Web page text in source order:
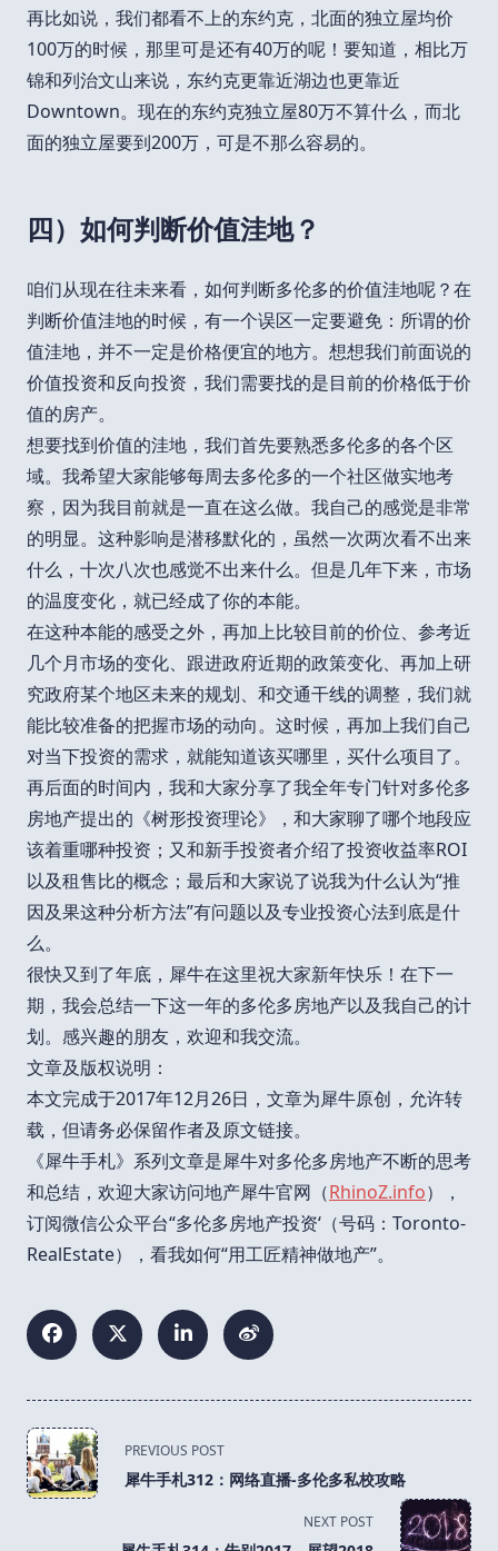
再比如说，我们都看不上的东约克，北面的独立屋均价
100万的时候，那里可是还有40万的呢！要知道，相比万
锦和列治文山来说，东约克更靠近湖边也更靠近
Downtown。现在的东约克独立屋80万不算什么，而北
面的独立屋要到200万，可是不那么容易的。
四）如何判断价值洼地？
咱们从现在往未来看，如何判断多伦多的价值洼地呢？在
判断价值洼地的时候，有一个误区一定要避免：所谓的价
值洼地，并不一定是价格便宜的地方。想想我们前面说的
价值投资和反向投资，我们需要找的是目前的价格低于价
值的房产。
想要找到价值的洼地，我们首先要熟悉多伦多的各个区
域。我希望大家能够每周去多伦多的一个社区做实地考
察，因为我目前就是一直在这么做。我自己的感觉是非常
的明显。这种影响是潜移默化的，虽然一次两次看不出来
什么，十次八次也感觉不出来什么。但是几年下来，市场
的温度变化，就已经成了你的本能。
在这种本能的感受之外，再加上比较目前的价位、参考近
几个月市场的变化、跟进政府近期的政策变化、再加上研
究政府某个地区未来的规划、和交通干线的调整，我们就
能比较准备的把握市场的动向。这时候，再加上我们自己
对当下投资的需求，就能知道该买哪里，买什么项目了。
再后面的时间内，我和大家分享了我全年专门针对多伦多
房地产提出的《树形投资理论》，和大家聊了哪个地段应
该着重哪种投资；又和新手投资者介绍了投资收益率ROI
以及租售比的概念；最后和大家说了说我为什么认为“推
因及果这种分析方法”有问题以及专业投资心法到底是什
么。
很快又到了年底，犀牛在这里祝大家新年快乐！在下一
期，我会总结一下这一年的多伦多房地产以及我自己的计
划。感兴趣的朋友，欢迎和我交流。
文章及版权说明：
本文完成于2017年12月26日，文章为犀牛原创，允许转
载，但请务必保留作者及原文链接。
《犀牛手札》系列文章是犀牛对多伦多房地产不断的思考
和总结，欢迎大家访问地产犀牛官网（RhinoZ.info），
订阅微信公众平台“多伦多房地产投资‘（号码：Toronto-
RealEstate），看我如何“用工匠精神做地产”。
<span
class="nav-
subtitle
PREVIOUS POST
犀牛手札312：网络直播-多伦多私校攻略
NEXT POST